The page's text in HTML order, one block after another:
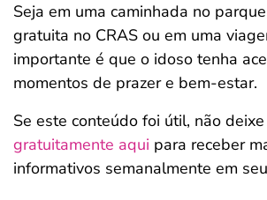
Seja em uma caminhada no
gratuita no CRAS ou em uma
importante é que o idoso tenha
momentos de prazer e bem-estar.
Se este conteúdo foi útil, não
gratuitamente aqui para receber
informativos semanalmente em